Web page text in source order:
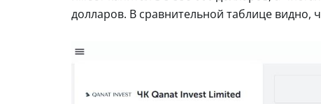
долларов. В сравнительной таблице видно,